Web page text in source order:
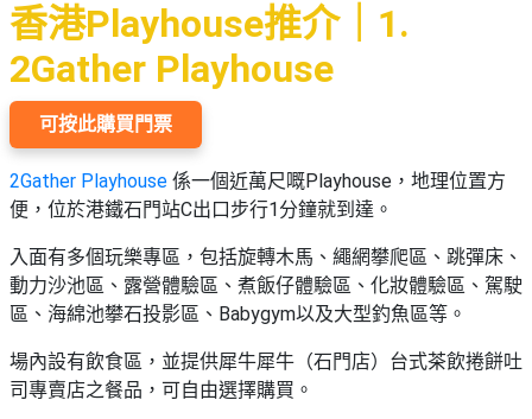
製
禮
物
場
地
佈
置
品
即
食
即
煮
企
業/
公
司
活
動
婚
親
子
動
夾
時
間
神
器
侶
心
願
清
單
絡
我
們
於
我
們
節
結
婚
#
週
好
去
處
#
場
香港Playhouse推介｜1.
2Gather Playhouse
可按此購買門票
2Gather Playhouse 係一個近萬尺嘅Playhouse，地理位置方
便，位於港鐵石門站C出口步行1分鐘就到達。
入面有多個玩樂專區，包括旋轉木馬、繩網攀爬區、跳彈床、
動力沙池區、露營體驗區、煮飯仔體驗區、化妝體驗區、駕駛
區、海綿池攀石投影區、Babygym以及大型釣魚區等。
場內設有飲食區，並提供犀牛犀牛（石門店）台式茶飲捲餅吐
司專賣店之餐品，可自由選擇購買。